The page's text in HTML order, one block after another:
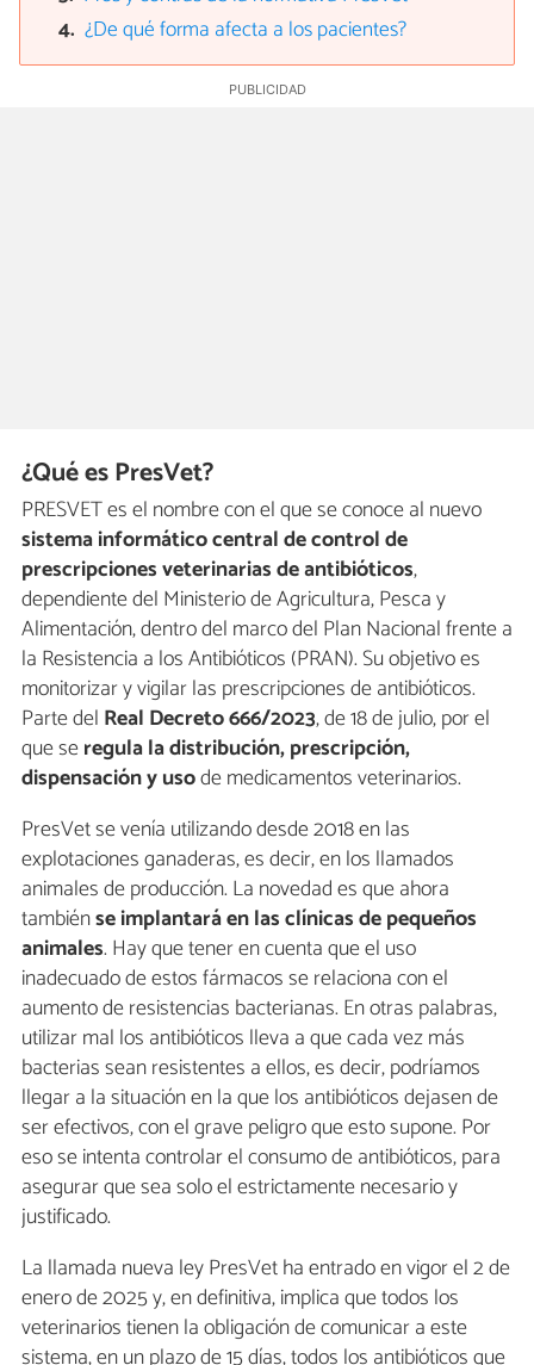
¿De qué forma afecta a los pacientes?
¿Qué es PresVet?
PRESVET es el nombre con el que se conoce al nuevo
sistema informático central de control de
prescripciones veterinarias de antibióticos,
dependiente del Ministerio de Agricultura, Pesca y
Alimentación, dentro del marco del Plan Nacional frente a
la Resistencia a los Antibióticos (PRAN). Su objetivo es
monitorizar y vigilar las prescripciones de antibióticos.
Parte del Real Decreto 666/2023, de 18 de julio, por el
que seregula la distribución, prescripción,
dispensación y usode medicamentos veterinarios.
PresVet se venía utilizando desde 2018 en las
explotaciones ganaderas, es decir, en los llamados
animales de producción. La novedad es que ahora
tambiénse implantará en las clínicas de pequeños
animales. Hay que tener en cuenta que el uso
inadecuado de estos fármacos se relaciona con el
aumento de resistencias bacterianas. En otras palabras,
utilizar mal los antibióticos lleva a que cada vez más
bacterias sean resistentes a ellos, es decir, podríamos
llegar a la situación en la que los antibióticos dejasen de
ser efectivos, con el grave peligro que esto supone. Por
eso se intenta controlar el consumo de antibióticos, para
asegurar que sea solo el estrictamente necesario y
justificado.
La llamada nueva ley PresVet ha entrado en vigor el 2 de
enero de 2025 y, en definitiva, implica que todos los
veterinarios tienen la obligación de comunicar a este
sistema, en un plazo de 15 días, todos los antibióticos que